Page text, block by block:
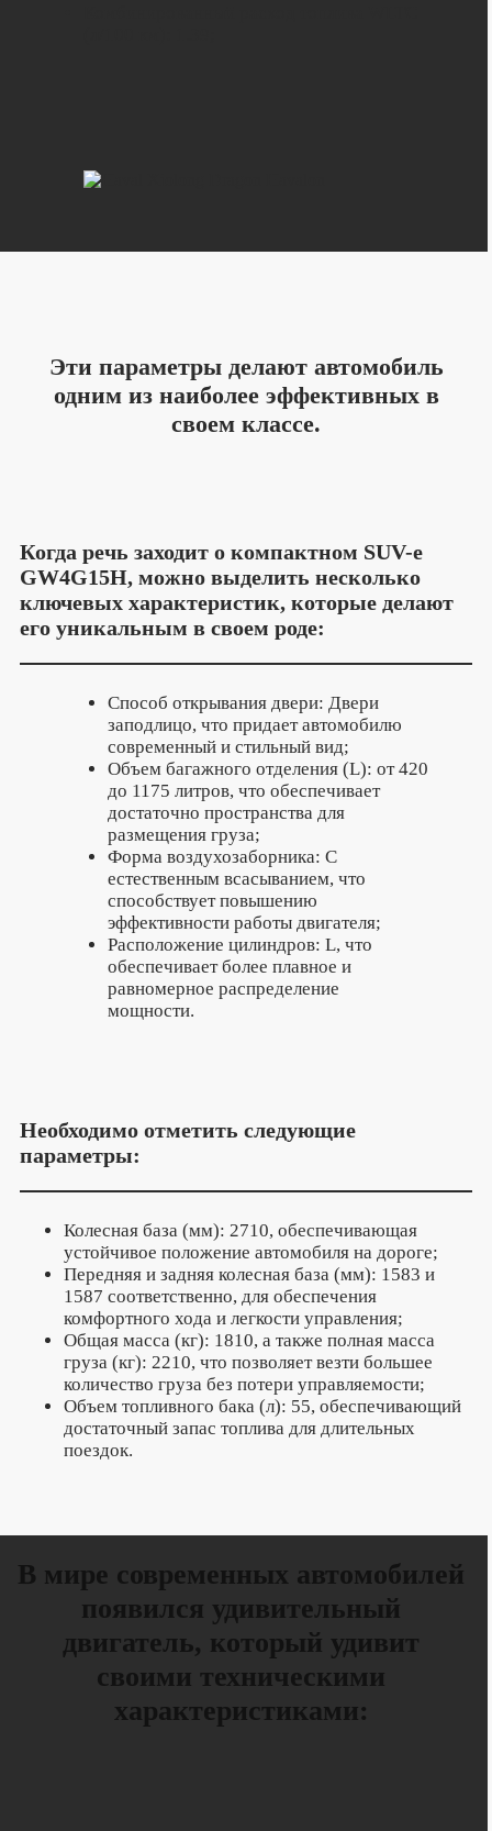
Эти параметры делают автомобиль
одним из наиболее эффективных в
своем классе.
Когда речь заходит о компактном SUV-е
GW4G15H, можно выделить несколько
ключевых характеристик, которые делают
его уникальным в своем роде:
Способ открывания двери: Двери
заподлицо, что придает автомобилю
современный и стильный вид;
Объем багажного отделения (L): от 420
до 1175 литров, что обеспечивает
достаточно пространства для
размещения груза;
Форма воздухозаборника: С
естественным всасыванием, что
способствует повышению
эффективности работы двигателя;
Расположение цилиндров: L, что
обеспечивает более плавное и
равномерное распределение
мощности.
Необходимо отметить следующие
параметры:
Колесная база (мм): 2710, обеспечивающая
устойчивое положение автомобиля на дороге;
Передняя и задняя колесная база (мм): 1583 и
1587 соответственно, для обеспечения
комфортного хода и легкости управления;
Общая масса (кг): 1810, а также полная масса
груза (кг): 2210, что позволяет везти большее
количество груза без потери управляемости;
Объем топливного бака (л): 55, обеспечивающий
достаточный запас топлива для длительных
поездок.
В мире современных автомобилей
появился удивительный
двигатель, который удивит
своими техническими
характеристиками: